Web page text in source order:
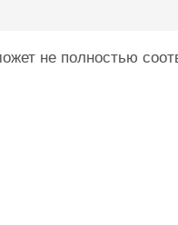
не полностью